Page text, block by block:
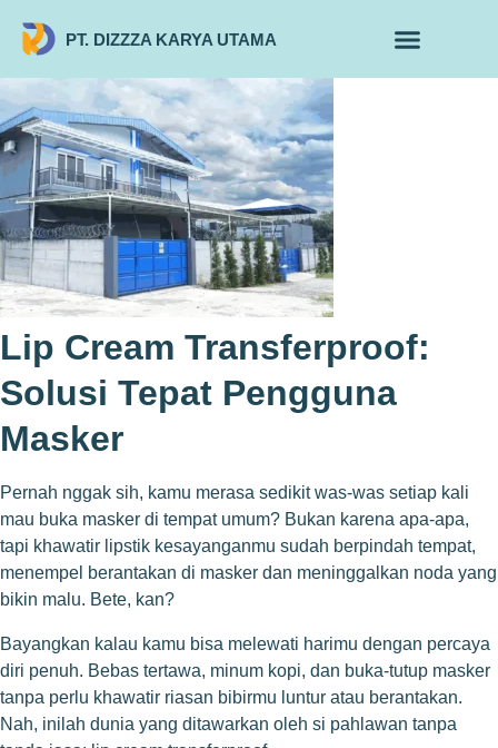
PT. DIZZZA KARYA UTAMA
Lip Cream Transferproof:
Solusi Tepat Pengguna
Masker
Pernah nggak sih, kamu merasa sedikit was-was setiap kali
mau buka masker di tempat umum? Bukan karena apa-apa,
tapi khawatir lipstik kesayanganmu sudah berpindah tempat,
menempel berantakan di masker dan meninggalkan noda yang
bikin malu. Bete, kan?
Bayangkan kalau kamu bisa melewati harimu dengan percaya
diri penuh. Bebas tertawa, minum kopi, dan buka-tutup masker
tanpa perlu khawatir riasan bibirmu luntur atau berantakan.
Nah, inilah dunia yang ditawarkan oleh si pahlawan tanpa